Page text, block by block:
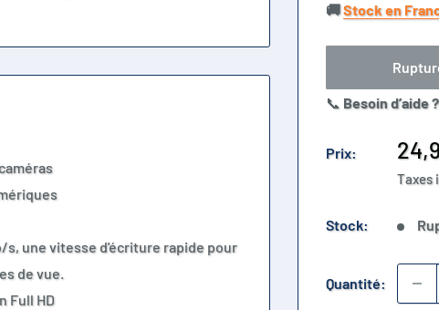
🚚​Stock en
📞 Besoin d’aide
Prix:
Prix
Taxes
Stock:
Quantité:
s, une vitesse d'écriture rapide pour
de vue.
Full HD